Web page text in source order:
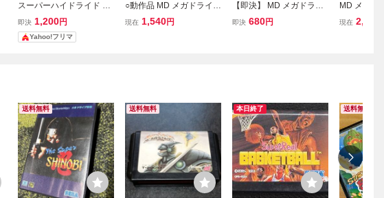
スーパーハイドライド M
D メガドライブゲーム
即決 1,200円
Yahoo!フリマ
○動作品 MD メガドライブ
ファイティングパッド6B
現在 1,540円
【即決】 MD メガドライ
ブ スーパーリアルバスケ
即決 680円
MD メガ
スーパー忍
現在 2,400
送料無料 送料無料 本日終了 送料無料